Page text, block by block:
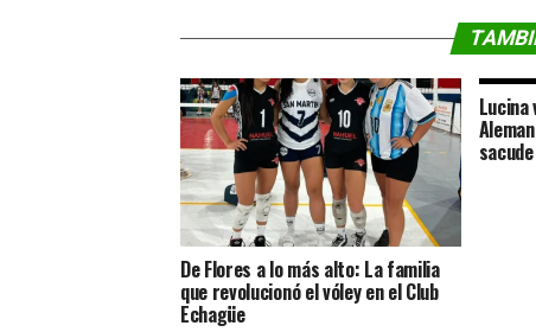
De Flores a lo más alto: La familia
que revolucionó el vóley en el Club
Echagüe
Lucina